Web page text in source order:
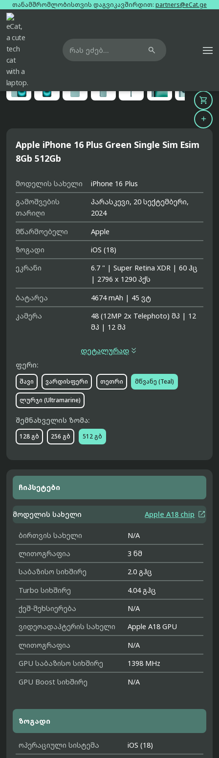
თანამშრომლობისთვის დაგვიკავშირდით: partners@eCat.ge

მთავარი ტელეფონები

Apple iPhone 16 Plus Green Single Sim Esim
8Gb 512Gb
მოდელის სახელი
iPhone 16 Plus
გამოშვების
თარიღი
პარასკევი, 20 სექტემბერი,
2024
მწარმოებელი
Apple
ზოგადი
iOS (18)
ეკრანი
6.7 " | Super Retina XDR| 60 ჰც
| 2796 x 1290 პქს
ბატარეა
4674 mAh | 45 ვტ
კამერა
48 (12MP 2x Telephoto) მპ | 12
მპ | 12 მპ
დეტალურად 
ფერი:
შავი ვარდისფერი თეთრი მწვანე (Teal)
ლურჯი (Ultramarine)
შემნახველის ზომა:
128 გბ 256 გბ 512 გბ


ჩიპსეტები
მოდელის სახელი Apple A18 chip 
ბირთვის სახელი
N/A
ლითოგრაფია
3 ნმ
საბაზისო სიხშირე
2.0 გჰც
Turbo სიხშირე
4.04 გჰც
ქეშ-მეხსიერება
N/A
ვიდეოადაპტერის სახელი
Apple A18 GPU
ლითოგრაფია
N/A
GPU საბაზისო სიხშირე
1398 MHz
GPU Boost სიხშირე
N/A
ზოგადი
ოპერაციული სისტემა
iOS (18)